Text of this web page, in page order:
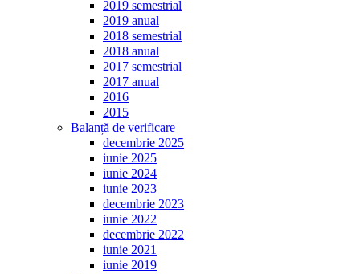
2019 semestrial
2019 anual
2018 semestrial
2018 anual
2017 semestrial
2017 anual
2016
2015
Balanță de verificare
decembrie 2025
iunie 2025
iunie 2024
iunie 2023
decembrie 2023
iunie 2022
decembrie 2022
iunie 2021
iunie 2019